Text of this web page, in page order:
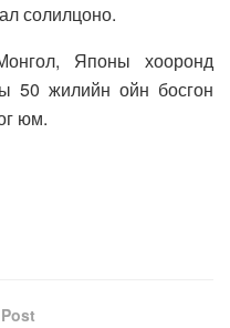
солилцоно.
Японы хооронд
50 жилийн ойн босгон
юм.